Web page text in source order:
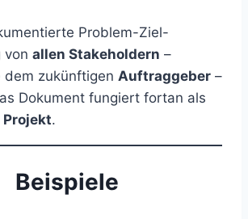
Problem-Ziel-
von allen Stakeholdern –
dem zukünftigen Auftraggeber –
Dokument fungiert fortan als
.
Beispiele